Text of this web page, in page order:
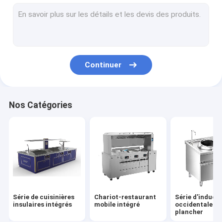
Série électrique à inclinaison
Construit en série d'induction
Construit en série électrique
Série d'induction de bureau
Série électrique de bureau
Continuer
Nos Catégories
Série de cuisinières
insulaires intégrés
Chariot-restaurant
mobile intégré
Série
occidentale de
plancher